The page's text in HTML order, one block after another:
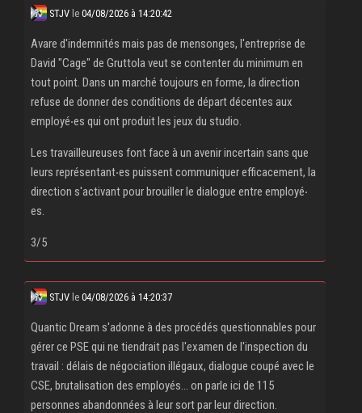
STJV le 04/08/2026 à 14:20:42
Avare d'indemnités mais pas de mensonges, l'entreprise de
David "Cage" de Gruttola veut se contenter du minimum en
tout point. Dans un marché toujours en forme, la direction
refuse de donner des conditions de départ décentes aux
employé‧es qui ont produit les jeux du studio.
Les travailleureuses font face à un avenir incertain sans que
leurs représentant‧es puissent communiquer efficacement, la
direction s'activant pour brouiller le dialogue entre employé‧
es.
3/5
STJV le 04/08/2026 à 14:20:37
Quantic Dream s'adonne à des procédés questionnables pour
gérer ce PSE qui ne tiendrait pas l'examen de l'inspection du
travail : délais de négociation illégaux, dialogue coupé avec le
CSE, brutalisation des employés... on parle ici de 115
personnes abandonnées à leur sort par leur direction.